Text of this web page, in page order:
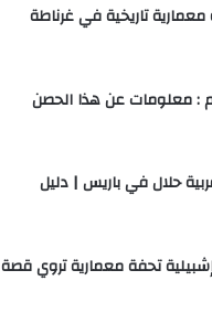
تاريخية في غرناطة
: معلومات عن هذا الحصن
عربية حلال في باريس | دليل
تحفة معمارية تروي قصة